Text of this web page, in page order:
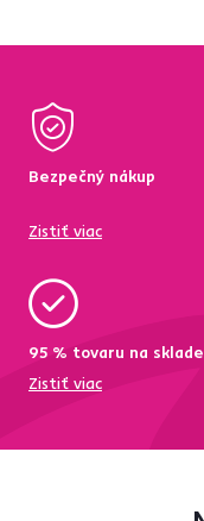
Bezpečný nákup
Zistiť viac
95 % tovaru na sklade
Zistiť viac